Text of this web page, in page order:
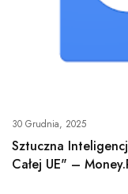
30 Grudnia, 2025
Sztuczna
Całej UE" –